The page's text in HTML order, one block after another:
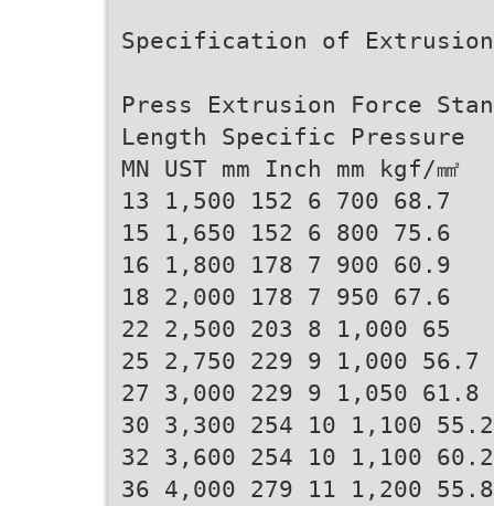
Specification of Extrusion
Press Extrusion Force
Length Specific Pressure
MN UST mm Inch mm kgf/㎟
13 1,500 152 6 700 68.7
15 1,650 152 6 800 75.6
16 1,800 178 7 900 60.9
18 2,000 178 7 950 67.6
22 2,500 203 8 1,000 65
25 2,750 229 9 1,000 56.7
27 3,000 229 9 1,050 61.8
30 3,300 254 10 1,100 55.2
32 3,600 254 10 1,100
36 4,000 279 11 1,200 55.8